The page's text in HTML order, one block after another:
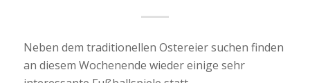
Neben dem traditionellen Ostereier suchen finden
an diesem Wochenende wieder einige sehr